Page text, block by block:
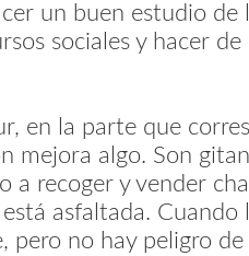
un buen estudio de
sociales y hacer de
en la parte que
mejora algo. Son
a recoger y vender
asfaltada. Cuando
pero no hay peligro